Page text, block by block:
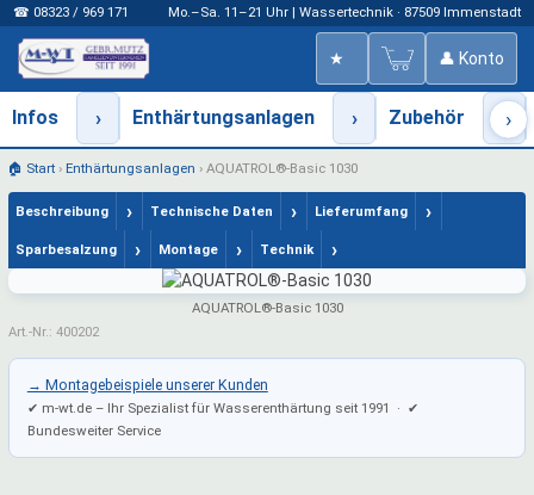
☎ 08323 / 969 171 Mo.–Sa. 11–21 Uhr | Wassertechnik · 87509 Immenstadt
★ 👤 Konto
Infos › Enthärtungsanlagen › Zubehör ››
🏠 Start› Enthärtungsanlagen › AQUATROL®-Basic 1030
Beschreibung › Technische Daten › Lieferumfang ›
Sparbesalzung › Montage › Technik ›
AQUATROL®-Basic 1030
Art.-Nr.: 400202
→ Montagebeispiele unserer Kunden
✔ m-wt.de – Ihr Spezialist für Wasserenthärtung seit 1991 · ✔
Bundesweiter Service